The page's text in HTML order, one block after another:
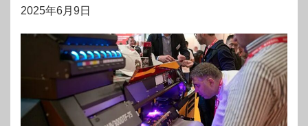
2025年6月9日